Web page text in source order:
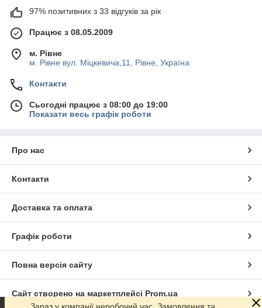
97% позитивних з 33 відгуків за рік
Працює з 08.05.2009
м. Рівне
м. Рівне вул. Міцкевича,11, Рівне, Україна
Контакти
Сьогодні працює з 08:00 до 19:00
Показати весь графік роботи
Про нас
Контакти
Доставка та оплата
Графік роботи
Повна версія сайту
Сайт створено на маркетплейсі Prom.ua